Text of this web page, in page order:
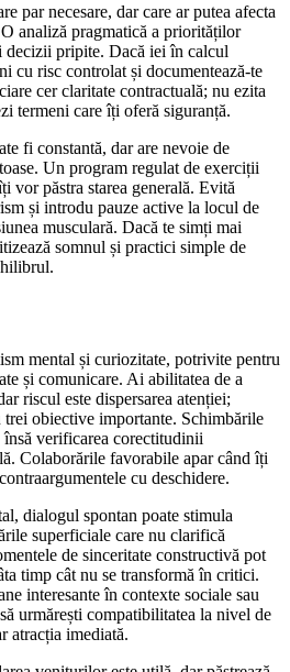
par necesare, dar care ar putea afecta
analiză pragmatică a priorităților
decizii pripite. Dacă iei în calcul
cu risc controlat și documentează-te
cer claritate contractuală; nu ezita
termeni care îți oferă siguranță.
fi constantă, dar are nevoie de
Un program regulat de exerciții
vor păstra starea generală. Evită
și introdu pauze active la locul de
musculară. Dacă te simți mai
somnul și practici simple de
mental și curiozitate, potrivite pentru
și comunicare. Ai abilitatea de a
riscul este dispersarea atenției;
trei obiective importante. Schimbările
verificarea corectitudinii
Colaborările favorabile apar când îți
cu deschidere.
dialogul spontan poate stimula
superficiale care nu clarifică
de sinceritate constructivă pot
timp cât nu se transformă în critici.
interesante în contexte sociale sau
urmărești compatibilitatea la nivel de
atracția imediată.